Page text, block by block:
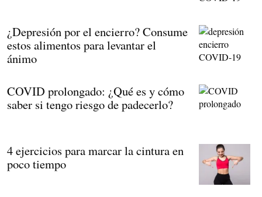
¿Depresión por el encierro? Consume
estos alimentos para levantar el
ánimo
COVID prolongado: ¿Qué es y cómo
saber si tengo riesgo de padecerlo?
4 ejercicios para marcar la cintura en
poco tiempo